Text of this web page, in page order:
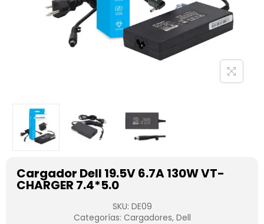
Cargador Dell 19.5V 6.7A 130W VT-
CHARGER 7.4*5.0
SKU: DE09
Categorías: Cargadores, Dell